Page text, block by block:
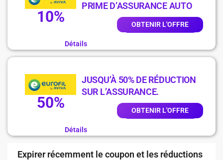
10%
PRIME D’ASSURANCE AUTO
OBTENIR L'OFFRE
Détails
50%
JUSQU’À 50% DE RÉDUCTION
SUR L’ASSURANCE.
OBTENIR L'OFFRE
Détails
Expirer récemment le coupon et les réductions